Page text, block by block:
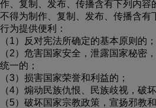
作、复制、发布、传播含有下列内容
不得为制作、复制、发布、传播含有
行为提供便利：
（1）反对宪法所确定的基本原则的；
（2）危害国家安全，泄露国家秘密
统一的；
（3）损害国家荣誉和利益的；
（4）煽动民族仇恨、民族歧视，破
（5）破坏国家宗教政策，宣扬邪教